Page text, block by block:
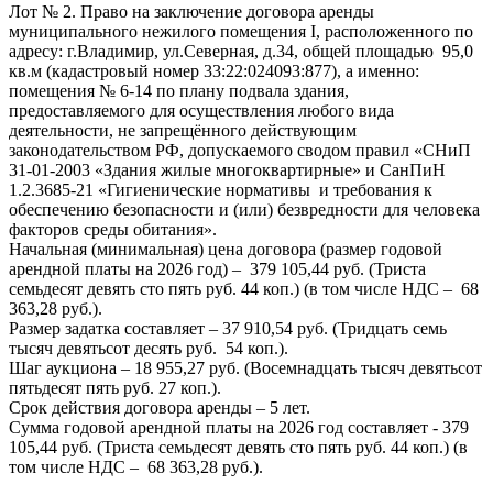
Лот № 2. Право на заключение договора аренды
муниципального нежилого помещения I, расположенного по
адресу: г.Владимир, ул.Северная, д.34, общей площадью 95,0
кв.м (кадастровый номер 33:22:024093:877), а именно:
помещения № 6-14 по плану подвала здания,
предоставляемого для осуществления любого вида
деятельности, не запрещённого действующим
законодательством РФ, допускаемого сводом правил «СНиП
31-01-2003 «Здания жилые многоквартирные» и СанПиН
1.2.3685-21 «Гигиенические нормативы и требования к
обеспечению безопасности и (или) безвредности для человека
факторов среды обитания».
Начальная (минимальная) цена договора (размер годовой
арендной платы на 2026 год) – 379 105,44 руб. (Триста
семьдесят девять сто пять руб. 44 коп.) (в том числе НДС – 68
363,28 руб.).
Размер задатка составляет – 37 910,54 руб. (Тридцать семь
тысяч девятьсот десять руб. 54 коп.).
Шаг аукциона – 18 955,27 руб. (Восемнадцать тысяч девятьсот
пятьдесят пять руб. 27 коп.).
Срок действия договора аренды – 5 лет.
Сумма годовой арендной платы на 2026 год составляет - 379
105,44 руб. (Триста семьдесят девять сто пять руб. 44 коп.) (в
том числе НДС – 68 363,28 руб.).